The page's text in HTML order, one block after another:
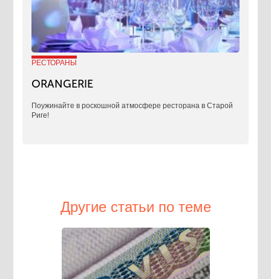
РЕСТОРАНЫ
ORANGERIE
Поужинайте в роскошной атмосфере ресторана в Старой
Риге!
Другие статьи по теме